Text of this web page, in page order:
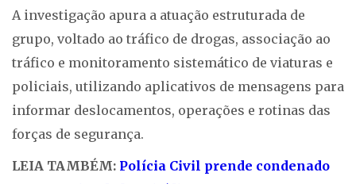
A investigação apura a atuação estruturada de
grupo, voltado ao tráfico de drogas, associação ao
tráfico e monitoramento sistemático de viaturas e
policiais, utilizando aplicativos de mensagens para
informar deslocamentos, operações e rotinas das
forças de segurança.
LEIA TAMBÉM: Polícia Civil prende condenado